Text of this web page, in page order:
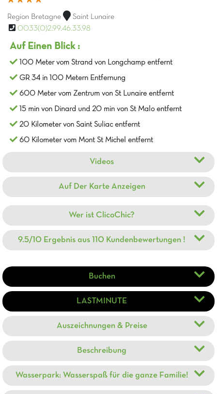
Region Bretagne
Saint Lunaire
0033(0)2.99.46.33.98
Auf Einen Blick :
100 Meter vom Strand von Longchamp entfernt
GR 34 in 100 Metern Entfernung
600 Meter vom Zentrum von St Lunaire entfernt
15 min von Dinard und 20 min von St Malo entfernt
20 Kilometer von Saint Suliac entfernt
60 Kilometer vom Mont St Michel entfernt
Videos
Auf Der Karte Anzeigen
Wer ist ClicoChic?
9.5/10 Ergebnis aus 110 Kundenbewertungen !
Buchen
LASTMINUTE
Auszeichnungen & Preise
Beschreibung
Wasserpark: Wasserspaß für die ganze Familie!